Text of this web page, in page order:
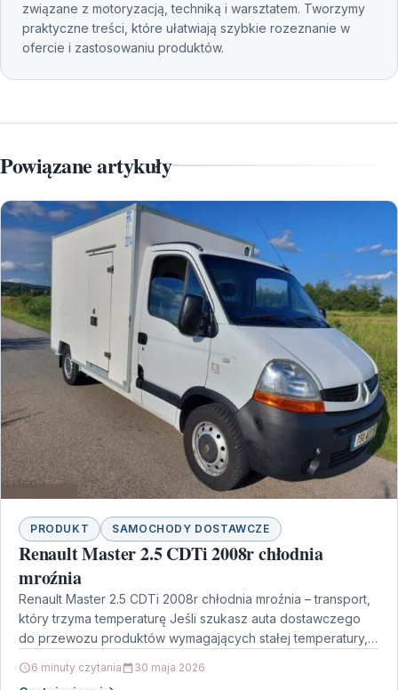
związane z motoryzacją, techniką i warsztatem. Tworzymy
praktyczne treści, które ułatwiają szybkie rozeznanie w
ofercie i zastosowaniu produktów.
Powiązane artykuły
PRODUKT SAMOCHODY DOSTAWCZE
Renault Master 2.5 CDTi 2008r chłodnia
mroźnia
Renault Master 2.5 CDTi 2008r chłodnia mroźnia – transport,
który trzyma temperaturę Jeśli szukasz auta dostawczego
do przewozu produktów wymagających stałej temperatury,
6 minuty czytania 30 maja 2026